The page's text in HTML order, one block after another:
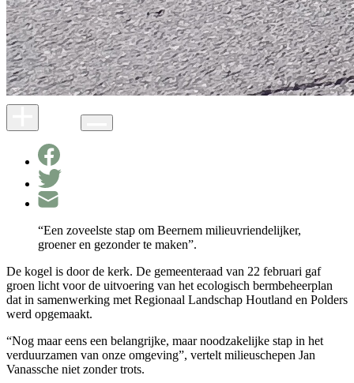
“Een zoveelste stap om Beernem milieuvriendelijker,
groener en gezonder te maken”.
De kogel is door de kerk. De gemeenteraad van 22 februari gaf
groen licht voor de uitvoering van het ecologisch bermbeheerplan
dat in samenwerking met Regionaal Landschap Houtland en Polders
werd opgemaakt.
“Nog maar eens een belangrijke, maar noodzakelijke stap in het
verduurzamen van onze omgeving”, vertelt milieuschepen Jan
Vanassche niet zonder trots.